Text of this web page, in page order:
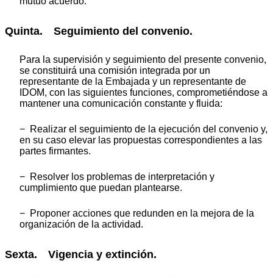
Quinta. Seguimiento del convenio.
Para la supervisión y seguimiento del presente convenio,
se constituirá una comisión integrada por un
representante de la Embajada y un representante de
IDOM, con las siguientes funciones, comprometiéndose a
mantener una comunicación constante y fluida:
− Realizar el seguimiento de la ejecución del convenio y,
en su caso elevar las propuestas correspondientes a las
partes firmantes.
− Resolver los problemas de interpretación y
cumplimiento que puedan plantearse.
− Proponer acciones que redunden en la mejora de la
organización de la actividad.
Sexta. Vigencia y extinción.